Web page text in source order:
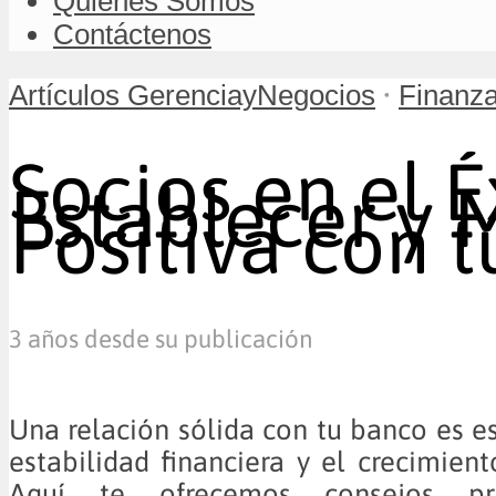
Contáctenos
Artículos GerenciayNegocios •
Socios en el
Establecer y
Positiva con
3 años desde su publicación
Una relación sólida con tu banco es
estabilidad financiera y el